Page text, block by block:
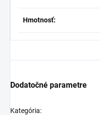
Hmotnosť:
Dodatočné parametre
Kategória: